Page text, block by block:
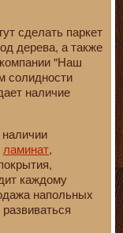
сделать паркет
дерева, а также
"Наш
солидности
наличие
ламинат,
каждому
напольных